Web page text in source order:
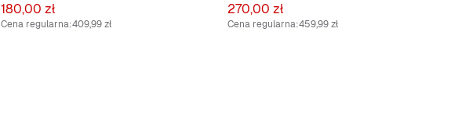
Cena
180,00 zł
Cena regularna:409,99 zł
Cena
270,00 zł
Cena regularna:459,99 zł